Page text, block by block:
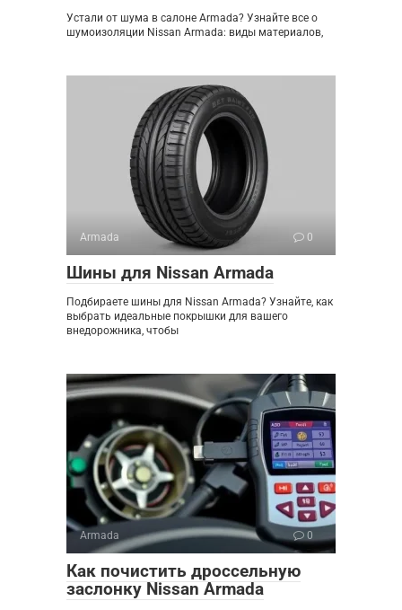
Устали от шума в салоне Armada? Узнайте все о
шумоизоляции Nissan Armada: виды материалов,
Armada 0
Шины для Nissan Armada
Подбираете шины для Nissan Armada? Узнайте, как
выбрать идеальные покрышки для вашего
внедорожника, чтобы
Armada 0
Как почистить дроссельную
заслонку Nissan Armada